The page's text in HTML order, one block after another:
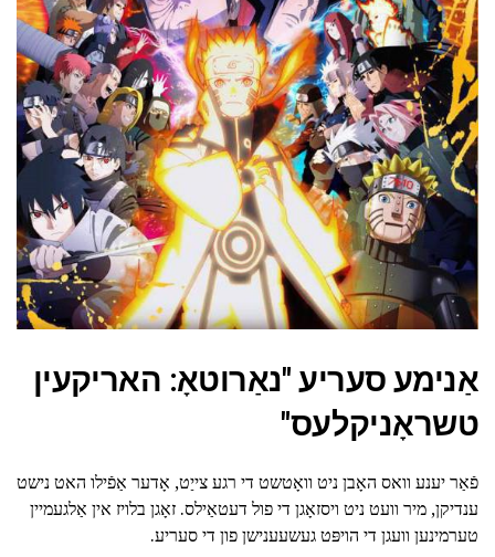
אַנימע סעריע "נאַרוטאָ: האריקעין
טשראָניקלעס"
פֿאַר יענע וואס האָבן ניט וואָטשט די רגע צייַט, אָדער אַפֿילו האט נישט
ענדיקן, מיר וועט ניט ויסזאָגן די פול דעטאַילס. זאָגן בלויז אין אַלגעמיין
טערמינען וועגן די הויפּט געשעענישן פון די סעריע.